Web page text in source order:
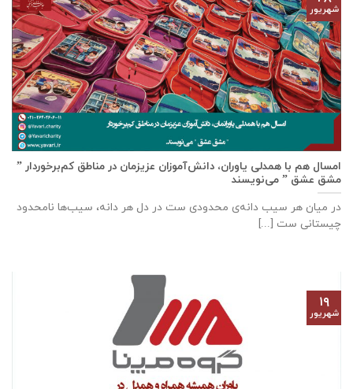
امسال هم با همدلی یاوران، دانش‌آموزان عزیزمان در مناطق کم‌برخوردار ”
مشق عشق ” می‌نویسند
در میان هر سیب دانه‌ی محدودی ست در دل هر دانه، سیب‌ها نامحدود
چیستانی ست [...]
شهریور
۱۹
شهریور